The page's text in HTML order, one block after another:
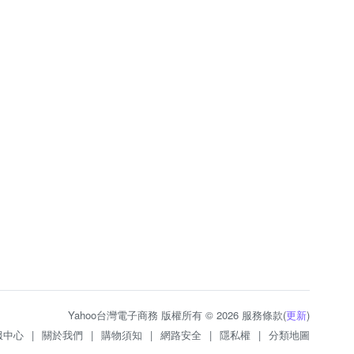
Yahoo台灣電子商務 版權所有 © 2026 服務條款(更新)
中心 | 關於我們 | 購物須知 | 網路安全 | 隱私權 | 分類地圖